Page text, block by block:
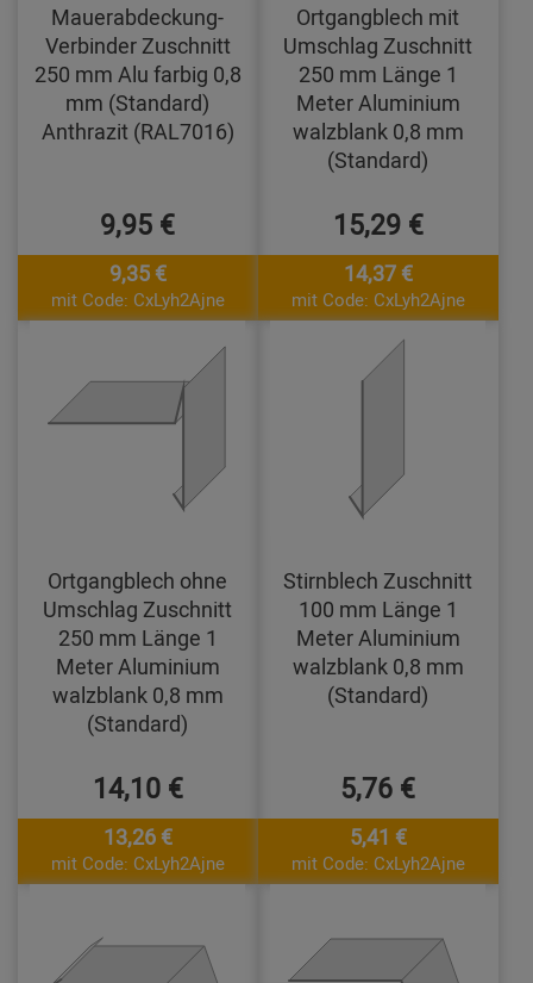
Mauerabdeckung-
Verbinder Zuschnitt
250 mm Alu farbig 0,8
mm (Standard)
Anthrazit (RAL7016)
9,95 €
9,35 €
mit Code: CxLyh2Ajne
Ortgangblech mit
Umschlag Zuschnitt
250 mm Länge 1
Meter Aluminium
walzblank 0,8 mm
(Standard)
15,29 €
14,37 €
mit Code: CxLyh2Ajne
Ortgangblech ohne
Umschlag Zuschnitt
250 mm Länge 1
Meter Aluminium
walzblank 0,8 mm
(Standard)
14,10 €
13,26 €
mit Code: CxLyh2Ajne
Stirnblech Zuschnitt
100 mm Länge 1
Meter Aluminium
walzblank 0,8 mm
(Standard)
5,76 €
5,41 €
mit Code: CxLyh2Ajne